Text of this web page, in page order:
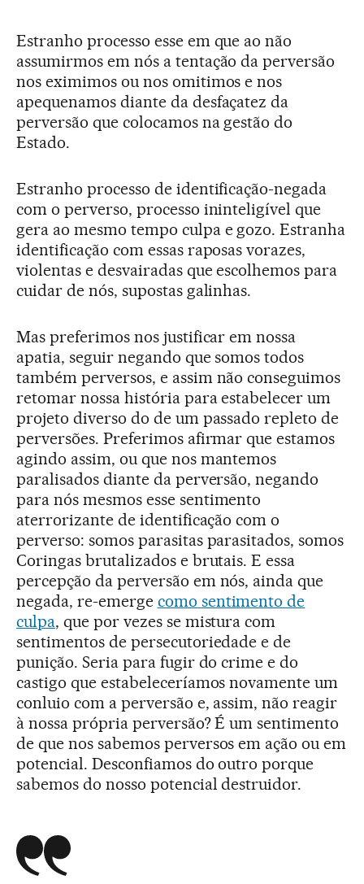
Estranho processo esse em que ao não
assumirmos em nós a tentação da perversão
nos eximimos ou nos omitimos e nos
apequenamos diante da desfaçatez da
perversão que colocamos na gestão do
Estado.
Estranho processo de identificação-negada
com o perverso, processo ininteligível que
gera ao mesmo tempo culpa e gozo. Estranha
identificação com essas raposas vorazes,
violentas e desvairadas que escolhemos para
cuidar de nós, supostas galinhas.
Mas preferimos nos justificar em nossa
apatia, seguir negando que somos todos
também perversos, e assim não conseguimos
retomar nossa história para estabelecer um
projeto diverso do de um passado repleto de
perversões. Preferimos afirmar que estamos
agindo assim, ou que nos mantemos
paralisados diante da perversão, negando
para nós mesmos esse sentimento
aterrorizante de identificação com o
perverso: somos parasitas parasitados, somos
Coringas brutalizados e brutais. E essa
percepção da perversão em nós, ainda que
negada, re-emerge como sentimento de
culpa, que por vezes se mistura com
sentimentos de persecutoriedade e de
punição. Seria para fugir do crime e do
castigo que estabeleceríamos novamente um
conluio com a perversão e, assim, não reagir
à nossa própria perversão? É um sentimento
de que nos sabemos perversos em ação ou em
potencial. Desconfiamos do outro porque
sabemos do nosso potencial destruidor.